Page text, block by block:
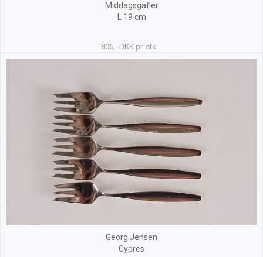
Middagsgafler
L 19 cm
805,- DKK pr. stk.
Georg Jensen
Cypres